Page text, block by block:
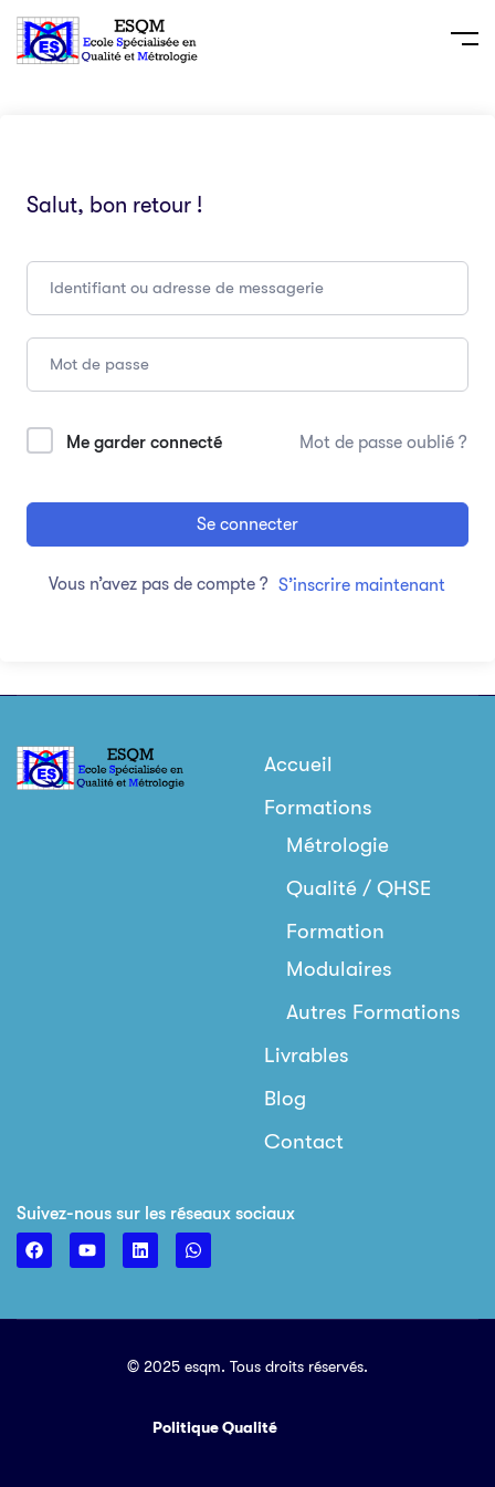
Salut, bon retour !
Me garder connecté Mot de passe oublié ?
Se connecter
Vous n’avez pas de compte ? S’inscrire maintenant
Accueil
Formations
Métrologie
Qualité / QHSE
Formation
Modulaires
Autres Formations
Livrables
Blog
Contact
Suivez-nous sur les réseaux sociaux
© 2025 esqm. Tous droits réservés.
Politique Qualité